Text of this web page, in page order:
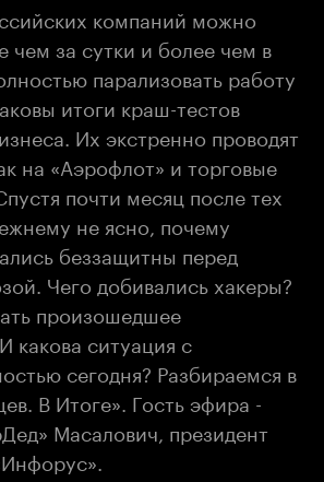
компаний можно
чем за сутки и более чем в
парализовать работу
итоги краш-тестов
Их экстренно проводят
на «Аэрофлот» и торговые
почти месяц после тех
не ясно, почему
беззащитны перед
Чего добивались хакеры?
произошедшее
какова ситуация с
сегодня? Разбираемся в
В Итоге». Гость эфира -
Масалович, президент